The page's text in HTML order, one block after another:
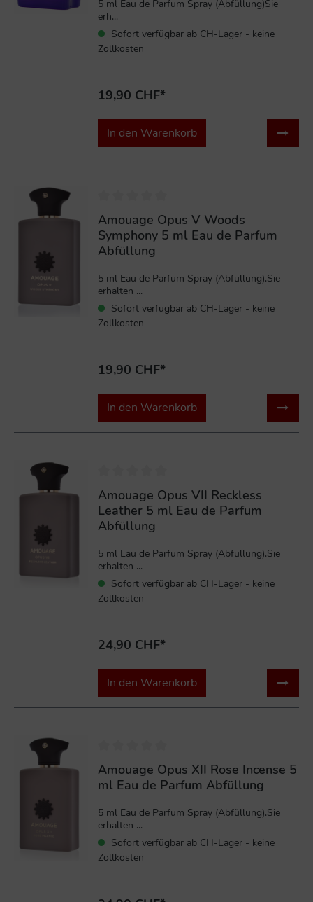
5 ml Eau de Parfum Spray (Abfüllung)Sie
erh...
Sofort verfügbar ab CH-Lager - keine
Zollkosten
19,90 CHF*
In den Warenkorb
Amouage Opus V Woods
Symphony 5 ml Eau de Parfum
Abfüllung
5 ml Eau de Parfum Spray (Abfüllung).Sie
erhalten ...
Sofort verfügbar ab CH-Lager - keine
Zollkosten
19,90 CHF*
In den Warenkorb
Amouage Opus VII Reckless
Leather 5 ml Eau de Parfum
Abfüllung
5 ml Eau de Parfum Spray (Abfüllung).Sie
erhalten ...
Sofort verfügbar ab CH-Lager - keine
Zollkosten
24,90 CHF*
In den Warenkorb
Amouage Opus XII Rose Incense 5
ml Eau de Parfum Abfüllung
5 ml Eau de Parfum Spray (Abfüllung).Sie
erhalten ...
Sofort verfügbar ab CH-Lager - keine
Zollkosten